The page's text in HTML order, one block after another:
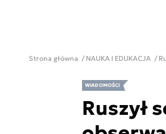
Strona główna NAUKA I EDUKACJA
WIADOMOŚCI
Ruszył